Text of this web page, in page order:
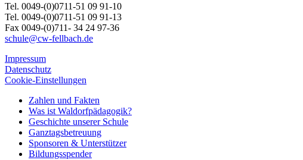
Tel. 0049-(0)0711-51 09 91-10
Tel. 0049-(0)0711-51 09 91-13
Fax 0049-(0)711- 34 24 97-36
schule@cw-fellbach.de
Impressum
Datenschutz
Cookie-Einstellungen
Zahlen und Fakten
Was ist Waldorfpädagogik?
Geschichte unserer Schule
Ganztagsbetreuung
Sponsoren & Unterstützer
Bildungsspender